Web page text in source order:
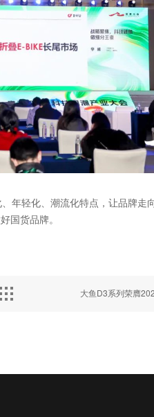
年轻化、潮流化特点，让品牌走
国货品牌。
大鱼D3系列荣膺